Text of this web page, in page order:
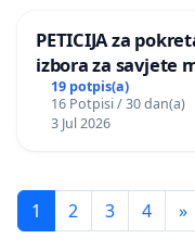
PETICIJA za
izbora za savjete
Bugojno
19 potpis(a)
16 Potpisi / 30 dan(a)
3 Jul 2026
1 2 3 4 »